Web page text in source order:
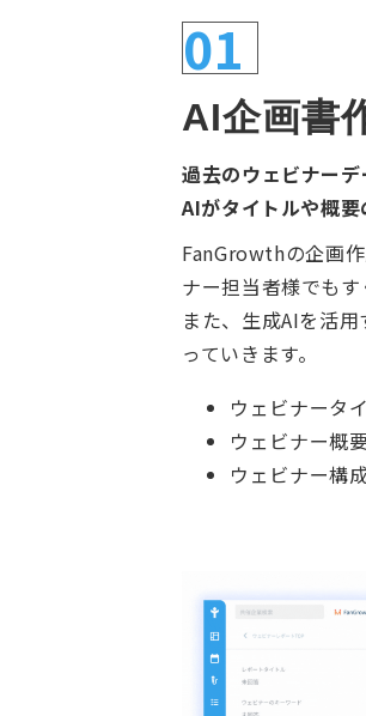
01
AI企画書
過去のウェビナー
AIがタイトルや概
FanGrowthの企画
ナー担当者様でもす
また、生成AIを活
っていきます。
ウェビナータ
ウェビナー概
ウェビナー構